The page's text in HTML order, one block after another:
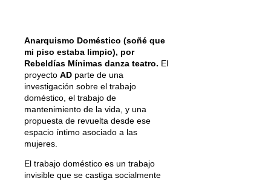
Anarquismo Doméstico (soñé que
mi piso estaba limpio), por
Rebeldías Mínimas danza teatro. El
proyecto AD parte de una
investigación sobre el trabajo
doméstico, el trabajo de
mantenimiento de la vida, y una
propuesta de revuelta desde ese
espacio íntimo asociado a las
mujeres.
El trabajo doméstico es un trabajo
invisible que se castiga socialmente